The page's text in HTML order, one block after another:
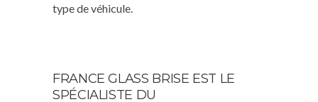
type de véhicule.
FRANCE GLASS BRISE EST LE
SPÉCIALISTE DU